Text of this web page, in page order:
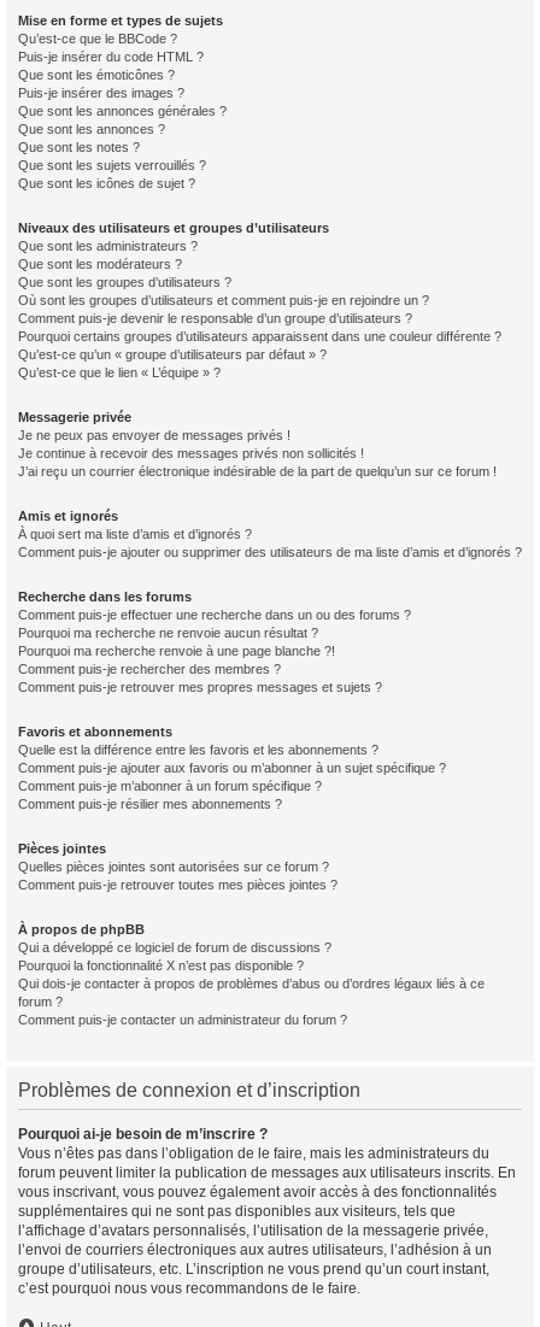
Mise en forme et types de sujets
Qu’est-ce que le BBCode ?
Puis-je insérer du code HTML ?
Que sont les émoticônes ?
Puis-je insérer des images ?
Que sont les annonces générales ?
Que sont les annonces ?
Que sont les notes ?
Que sont les sujets verrouillés ?
Que sont les icônes de sujet ?
Niveaux des utilisateurs et groupes d’utilisateurs
Que sont les administrateurs ?
Que sont les modérateurs ?
Que sont les groupes d’utilisateurs ?
Où sont les groupes d’utilisateurs et comment puis-je en rejoindre un ?
Comment puis-je devenir le responsable d’un groupe d’utilisateurs ?
Pourquoi certains groupes d’utilisateurs apparaissent dans une couleur différente ?
Qu’est-ce qu’un « groupe d’utilisateurs par défaut » ?
Qu’est-ce que le lien « L’équipe » ?
Messagerie privée
Je ne peux pas envoyer de messages privés !
Je continue à recevoir des messages privés non sollicités !
J’ai reçu un courrier électronique indésirable de la part de quelqu’un sur ce forum !
Amis et ignorés
À quoi sert ma liste d’amis et d’ignorés ?
Comment puis-je ajouter ou supprimer des utilisateurs de ma liste d’amis et d’ignorés ?
Recherche dans les forums
Comment puis-je effectuer une recherche dans un ou des forums ?
Pourquoi ma recherche ne renvoie aucun résultat ?
Pourquoi ma recherche renvoie à une page blanche ?!
Comment puis-je rechercher des membres ?
Comment puis-je retrouver mes propres messages et sujets ?
Favoris et abonnements
Quelle est la différence entre les favoris et les abonnements ?
Comment puis-je ajouter aux favoris ou m’abonner à un sujet spécifique ?
Comment puis-je m’abonner à un forum spécifique ?
Comment puis-je résilier mes abonnements ?
Pièces jointes
Quelles pièces jointes sont autorisées sur ce forum ?
Comment puis-je retrouver toutes mes pièces jointes ?
À propos de phpBB
Qui a développé ce logiciel de forum de discussions ?
Pourquoi la fonctionnalité X n’est pas disponible ?
Qui dois-je contacter à propos de problèmes d’abus ou d’ordres légaux liés à ce
forum ?
Comment puis-je contacter un administrateur du forum ?
Problèmes de connexion et d’inscription
Pourquoi ai-je besoin de m’inscrire ?
Vous n’êtes pas dans l’obligation de le faire, mais les administrateurs du
forum peuvent limiter la publication de messages aux utilisateurs inscrits. En
vous inscrivant, vous pouvez également avoir accès à des fonctionnalités
supplémentaires qui ne sont pas disponibles aux visiteurs, tels que
l’affichage d’avatars personnalisés, l’utilisation de la messagerie privée,
l’envoi de courriers électroniques aux autres utilisateurs, l’adhésion à un
groupe d’utilisateurs, etc. L’inscription ne vous prend qu’un court instant,
c’est pourquoi nous vous recommandons de le faire.